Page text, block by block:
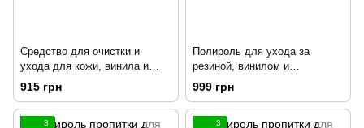
Средство для очистки и
ухода для кожи, винила и
пластика P&S SWIFT Clean &
Shine 473мл 214590
915 грн
Полироль для ухода за
резиной, винилом и
пластиком P&S Wipe N Shine
разлив 1л 214751
999 грн
3
3